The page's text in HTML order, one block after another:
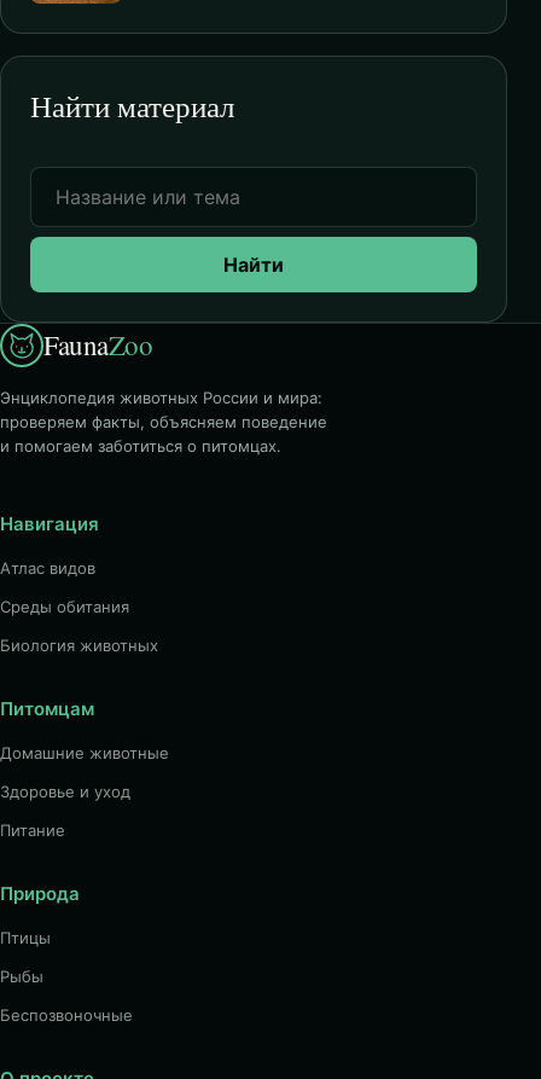
Найти материал
Найти
FaunaZoo
Энциклопедия животных России и мира:
проверяем факты, объясняем поведение
и помогаем заботиться о питомцах.
Навигация
Атлас видов
Среды обитания
Биология животных
Питомцам
Домашние животные
Здоровье и уход
Питание
Природа
Птицы
Рыбы
Беспозвоночные